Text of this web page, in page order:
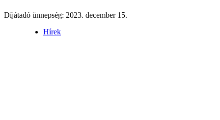
Díjátadó ünnepség: 2023. december 15.
Hírek